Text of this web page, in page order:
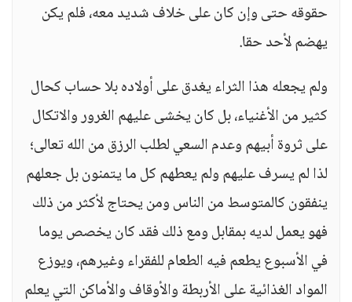
حقوقه حتى وإن كان على خلاف شديد معه، فلم يكن
يهضم لأحد حقا.
ولم يجعله هذا الثراء يغدق على أولاده بلا حساب كحال
كثير من الأغنياء، بل كان يخشى عليهم الغرور والاتكال
على ثروة أبيهم وعدم السعي لطلب الرزق من الله تعالى؛
لذا لم يسرف عليهم ولم يعطهم كل ما يتمنون بل جعلهم
ينفقون كالمتوسط من الناس ومن يحتاج لأكثر من ذلك
فهو يعمل لديه بمقابل ومع ذلك فقد كان يخصص يوما
في الأسبوع يطعم فيه الطعام للفقراء وغيرهم، ويوزع
المواد الغذائية على الأربطة والأوقاف والأماكن التي يعلم